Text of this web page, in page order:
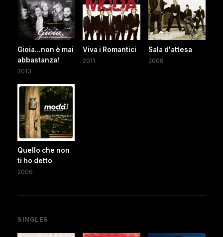
Gioia...non è mai
abbastanza!
2013
Viva i Romantici
2011
Sala d'attesa
2008
Quello che non
ti ho detto
2006
SINGLES